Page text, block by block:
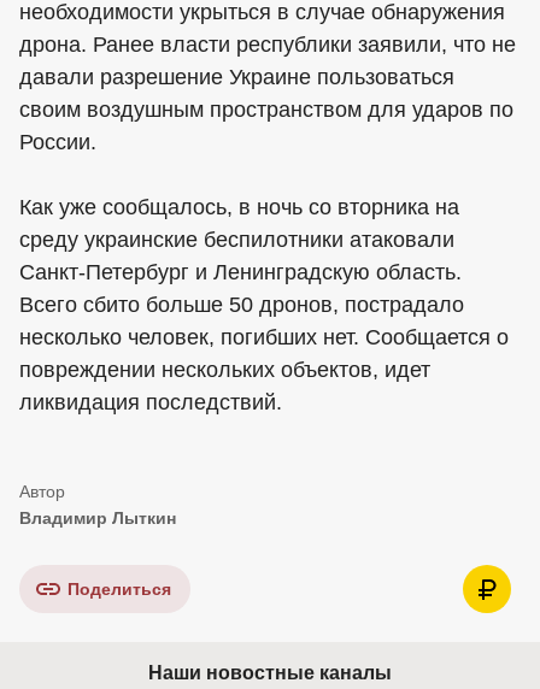
необходимости укрыться в случае обнаружения
дрона. Ранее власти республики заявили, что не
давали разрешение Украине пользоваться
своим воздушным пространством для ударов по
России.
Как уже сообщалось, в ночь со вторника на
среду украинские беспилотники атаковали
Санкт-Петербург и Ленинградскую область.
Всего сбито больше 50 дронов, пострадало
несколько человек, погибших нет. Сообщается о
повреждении нескольких объектов, идет
ликвидация последствий.
Владимир Лыткин
Поделиться
Наши новостные каналы